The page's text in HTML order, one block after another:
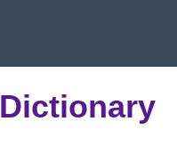
Dictionary